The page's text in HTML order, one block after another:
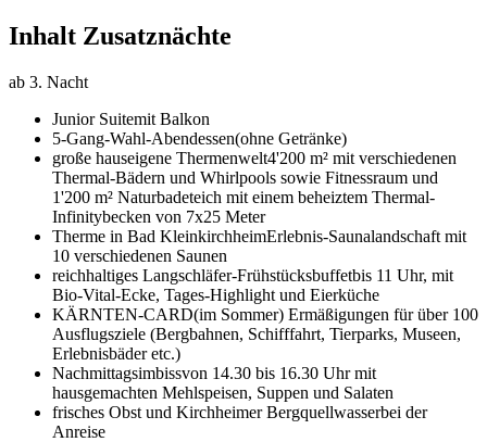
Inhalt Zusatznächte
ab 3. Nacht
Junior Suitemit Balkon
5-Gang-Wahl-Abendessen(ohne Getränke)
große hauseigene Thermenwelt4'200 m² mit verschiedenen
Thermal-Bädern und Whirlpools sowie Fitnessraum und
1'200 m² Naturbadeteich mit einem beheiztem Thermal-
Infinitybecken von 7x25 Meter
Therme in Bad KleinkirchheimErlebnis-Saunalandschaft mit
10 verschiedenen Saunen
reichhaltiges Langschläfer-Frühstücksbuffetbis 11 Uhr, mit
Bio-Vital-Ecke, Tages-Highlight und Eierküche
KÄRNTEN-CARD(im Sommer) Ermäßigungen für über 100
Ausflugsziele (Bergbahnen, Schifffahrt, Tierparks, Museen,
Erlebnisbäder etc.)
Nachmittagsimbissvon 14.30 bis 16.30 Uhr mit
hausgemachten Mehlspeisen, Suppen und Salaten
frisches Obst und Kirchheimer Bergquellwasserbei der
Anreise